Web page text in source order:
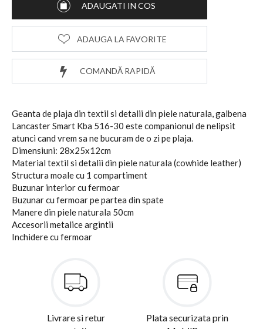
ADAUGATI IN COS
COMANDĂ RAPIDĂ
ADAUGA LA FAVORITE
Geanta de plaja din textil si detalii din piele naturala, galbena
Lancaster Smart Kba 516-30 este companionul de nelipsit
atunci cand vrem sa ne bucuram de o zi pe plaja.
Dimensiuni: 28x25x12cm
Material textil si detalii din piele naturala (cowhide leather)
Structura moale cu 1 compartiment
Buzunar interior cu fermoar
Buzunar cu fermoar pe partea din spate
Manere din piele naturala 50cm
Accesorii metalice argintii
Inchidere cu fermoar
Livrare si retur
Plata securizata prin